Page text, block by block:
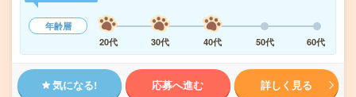
年齢層
20代
30代 40代 50代 60代
気になる! 応募へ進む 詳しく見る